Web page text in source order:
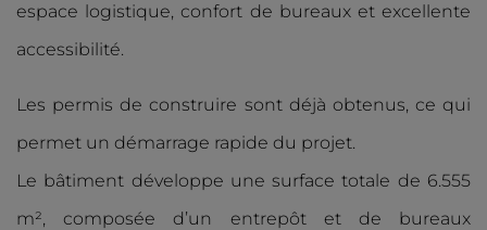
espace logistique, confort de bureaux et excellente
accessibilité.
Les permis de construire sont déjà obtenus, ce qui
permet un démarrage rapide du projet.
Le bâtiment développe une surface totale de 6.555
m², composée d’un entrepôt et de bureaux